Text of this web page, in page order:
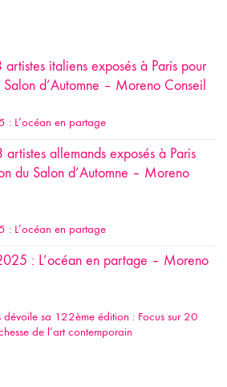
italiens exposés à Paris pour
d’Automne – Moreno Conseil
: L’océan en partage
allemands exposés à Paris
du Salon d’Automne – Moreno
: L’océan en partage
: L’océan en partage – Moreno
dévoile sa 122ème édition : Focus sur 20
de l’art contemporain